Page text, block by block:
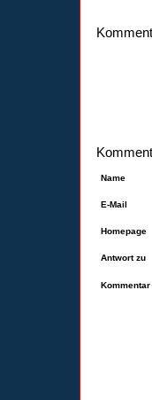
Name
E-Mail
Homepage
Antwort zu
Kommentar